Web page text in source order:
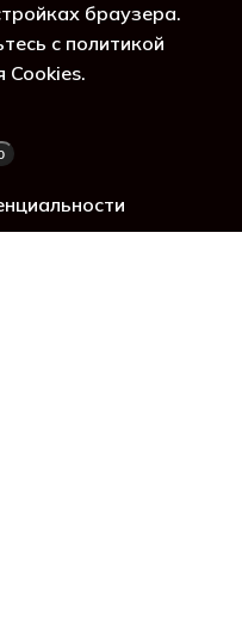
браузера.
с политикой
Cookies.